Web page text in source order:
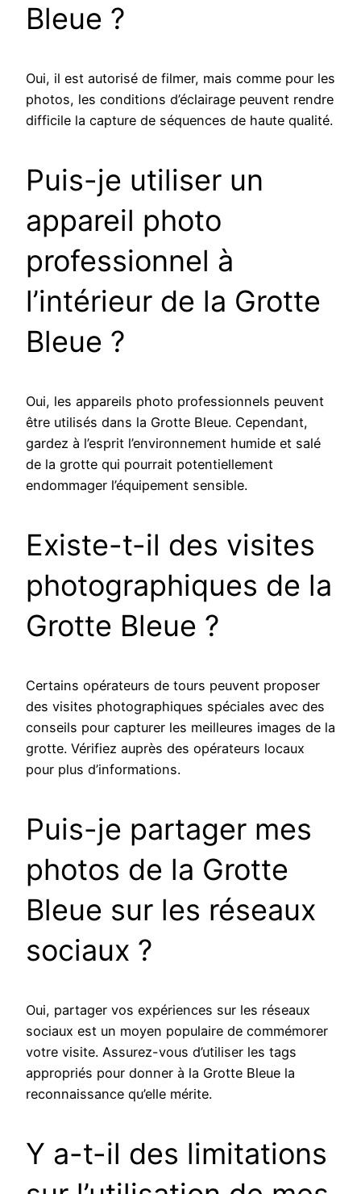
Bleue ?
Oui, il est autorisé de filmer, mais comme pour les
photos, les conditions d’éclairage peuvent rendre
difficile la capture de séquences de haute qualité.
Puis-je utiliser un
appareil photo
professionnel à
l’intérieur de la Grotte
Bleue ?
Oui, les appareils photo professionnels peuvent
être utilisés dans la Grotte Bleue. Cependant,
gardez à l’esprit l’environnement humide et salé
de la grotte qui pourrait potentiellement
endommager l’équipement sensible.
Existe-t-il des visites
photographiques de la
Grotte Bleue ?
Certains opérateurs de tours peuvent proposer
des visites photographiques spéciales avec des
conseils pour capturer les meilleures images de la
grotte. Vérifiez auprès des opérateurs locaux
pour plus d’informations.
Puis-je partager mes
photos de la Grotte
Bleue sur les réseaux
sociaux ?
Oui, partager vos expériences sur les réseaux
sociaux est un moyen populaire de commémorer
votre visite. Assurez-vous d’utiliser les tags
appropriés pour donner à la Grotte Bleue la
reconnaissance qu’elle mérite.
Y a-t-il des limitations